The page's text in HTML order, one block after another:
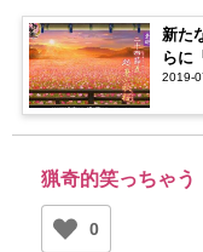
新た
らに
2019-
猟奇的笑っちゃう
0